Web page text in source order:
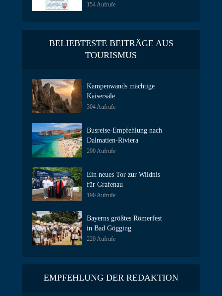
154 Aufrufe
BELIEBTESTE BEITRÄGE AUS
TOURISMUS
Kampenwands mächtige
Kaisersäle
304 Aufrufe
Busreise-Empfehlung nach
Dalmatien-Riviera
290 Aufrufe
Ein neues Tor zur Wildnis
für Grafenau
190 Aufrufe
Bayerns größtes Römerfest
in Bad Gögging
220 Aufrufe
EMPFEHLUNG DER REDAKTION